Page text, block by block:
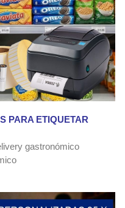
PARA ETIQUETAR
gastronómico